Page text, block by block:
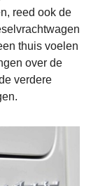
reed ook de
thuis voelen
over de
verdere